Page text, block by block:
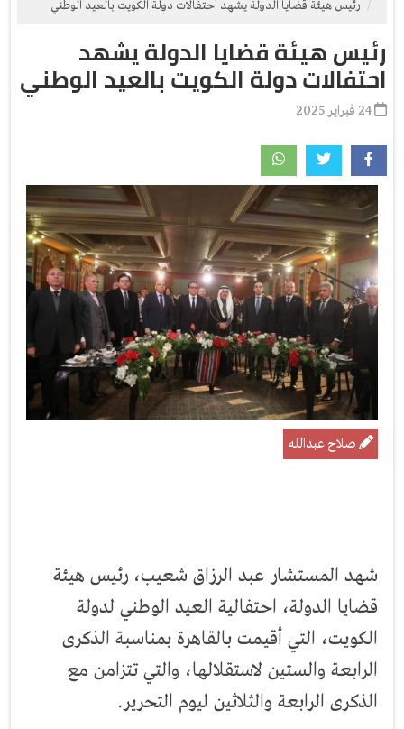
رئيس هيئة قضايا الدولة يشهد احتفالات دولة الكويت بالعيد الوطني
رئيس هيئة قضايا الدولة يشهد
احتفالات دولة الكويت بالعيد الوطني
صلاح عبدالله
شهد المستشار عبد الرزاق شعيب، رئيس هيئة
قضايا الدولة، احتفالية العيد الوطني لدولة
الكويت، التي أقيمت بالقاهرة بمناسبة الذكرى
الرابعة والستين لاستقلالها، والتي تتزامن مع
الذكرى الرابعة والثلاثين ليوم التحرير.